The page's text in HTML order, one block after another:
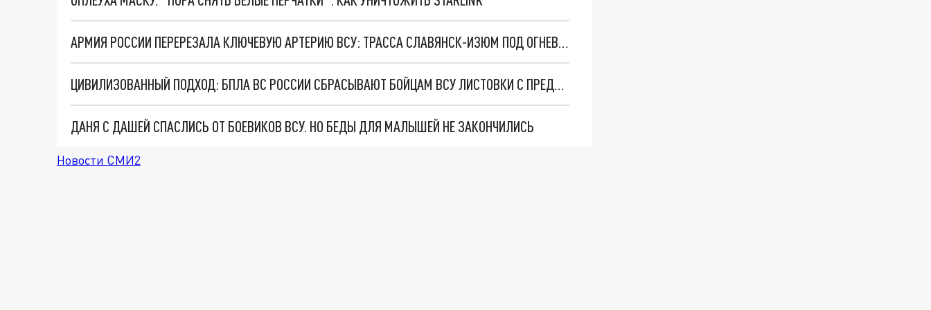
АРМИЯ РОССИИ ПЕРЕРЕЗАЛА КЛЮЧЕВУЮ АРТЕРИЮ ВСУ: ТРАССА СЛАВЯНСК-ИЗЮМ ПОД ОГНЕВЫМ КОНТРОЛЕМ
ЦИВИЛИЗОВАННЫЙ ПОДХОД: БПЛА ВС РОССИИ СБРАСЫВАЮТ БОЙЦАМ ВСУ ЛИСТОВКИ С ПРЕДЛОЖЕНИЕМ СДАТЬСЯ
ДАНЯ С ДАШЕЙ СПАСЛИСЬ ОТ БОЕВИКОВ ВСУ. НО БЕДЫ ДЛЯ МАЛЫШЕЙ НЕ ЗАКОНЧИЛИСЬ
Новости СМИ2